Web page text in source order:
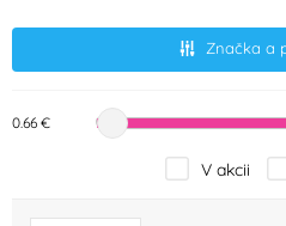
Značka a
0.66 €
V akcii